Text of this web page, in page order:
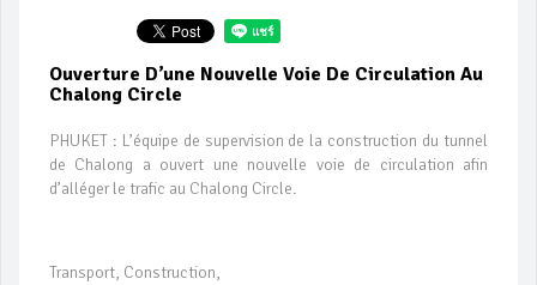
Ouverture D’une Nouvelle Voie De Circulation Au
Chalong Circle
PHUKET : L’équipe de supervision de la construction du tunnel
de Chalong a ouvert une nouvelle voie de circulation afin
d’alléger le trafic au Chalong Circle.
Transport, Construction,